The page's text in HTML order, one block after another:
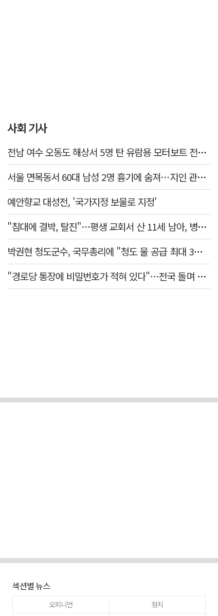
사회 기사
전남 여수 오동도 해상서 5명 탄 유람용 모터보트 전복…2명 숨져
서울 면목동서 60대 남성 2명 흉기에 숨져…지인 관계로 추정
예안향교 대성전, '국가지정 보물로 지정'
"침대에 결박, 탈진"…평생 교회서 산 11세 남아, 병원 이송 끝 숨져
박권현 청도군수, 국무총리에 "청도 물 공급 최대 3만t 늘려달라"
"경로당 통장에 비밀번호가 적혀 있다"…전국 돌며 경로당 13곳 턴 30대 구속
섹션별 뉴스
오피니언
정치